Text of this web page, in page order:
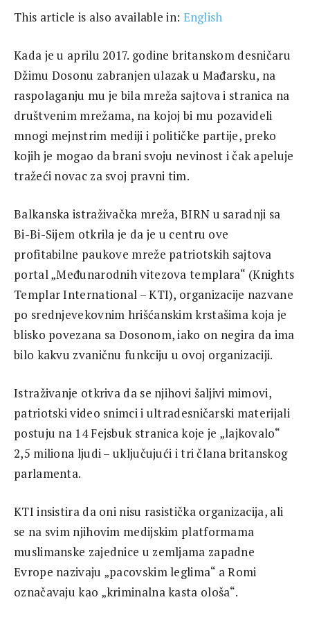
This article is also available in: English
Kada je u aprilu 2017. godine britanskom desničaru
Džimu Dosonu zabranjen ulazak u Mađarsku, na
raspolaganju mu je bila mreža sajtova i stranica na
društvenim mrežama, na kojoj bi mu pozavideli
mnogi mejnstrim mediji i političke partije, preko
kojih je mogao da brani svoju nevinost i čak apeluje
tražeći novac za svoj pravni tim.
Balkanska istraživačka mreža, BIRN u saradnji sa
Bi-Bi-Sijem otkrila je da je u centru ove
profitabilne paukove mreže patriotskih sajtova
portal „Međunarodnih vitezova templara“ (Knights
Templar International – KTI), organizacije nazvane
po srednjevekovnim hrišćanskim krstašima koja je
blisko povezana sa Dosonom, iako on negira da ima
bilo kakvu zvaničnu funkciju u ovoj organizaciji.
Istraživanje otkriva da se njihovi šaljivi mimovi,
patriotski video snimci i ultradesničarski materijali
postuju na 14 Fejsbuk stranica koje je „lajkovalo“
2,5 miliona ljudi – uključujući i tri člana britanskog
parlamenta.
KTI insistira da oni nisu rasistička organizacija, ali
se na svim njihovim medijskim platformama
muslimanske zajednice u zemljama zapadne
Evrope nazivaju „pacovskim leglima“ a Romi
označavaju kao „kriminalna kasta ološa“.